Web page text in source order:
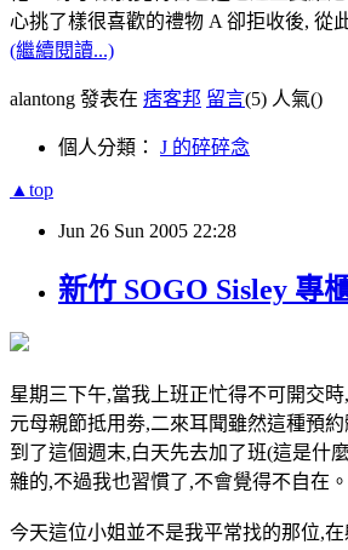
心挑了樣很喜歡的禮物 A 卻拒收後, 從
(繼續閱讀...)
alantong 發表在 痞客邦 留言(5) 人氣()
個人分類： J 的碎碎念
▲top
Jun 26 Sun 2005 22:28
新竹 SOGO Sisley 專
星期三下午,當我上班正忙得不可開交
元母親節抵用劵,二來耳聞雖然這種預
到了這個週末,白天先去加了班(這是什
雜的,不過我也習慣了,不會覺得不自在。
今天這位小姐並不是我平常找的那位,